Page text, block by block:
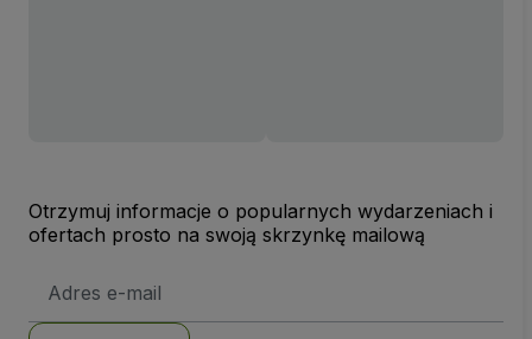
Otrzymuj informacje o popularnych wydarzeniach i
ofertach prosto na swoją skrzynkę mailową
e-